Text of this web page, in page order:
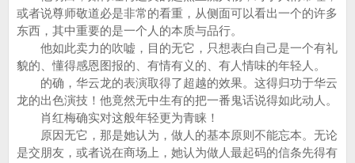
或者说尊师敬道必是非常的看重，从侧面可以看出一个的许多
东西，其中重要的是一个人的本质与品行。
他如此卖力的吹嘘，目的无它，只想表白自己是一个有礼
貌的、懂得感恩图报的、有情有义的、有人情味的年轻人。
的确，华云龙的表演取得了超越的效果。这得归功于华云
龙的出色演技！他竟然无中生有的把一番鬼话说得如此动人。
肖红梅确实对这般年轻更为青睐！
原因无它，那是她认为，做人的基本原则不能忘本。无论
是交朋友，或者说在商场上，她认为做人最起码的信条先得有